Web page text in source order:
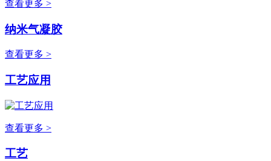
查看更多 >
纳米气凝胶
查看更多 >
工艺应用
查看更多 >
工艺